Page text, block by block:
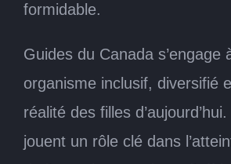
formidable.
Guides du Canada s’engage
organisme inclusif, diversifié
réalité des filles
jouent un rôle clé dans